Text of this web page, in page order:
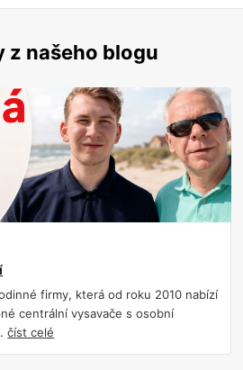
z našeho blogu
firmy, která od roku 2010 nabízí
centrální vysavače s osobní
číst celé